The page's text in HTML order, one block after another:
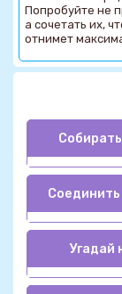
Попробуйте не
а сочетать их,
отнимет
Угадай